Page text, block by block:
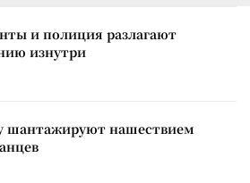
и полиция разлагают
изнутри
шантажируют нашествием